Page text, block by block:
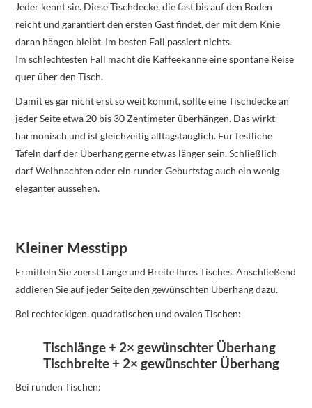
Jeder kennt sie. Diese Tischdecke, die fast bis auf den Boden
reicht und garantiert den ersten Gast findet, der mit dem Knie
daran hängen bleibt. Im besten Fall passiert nichts.
Im schlechtesten Fall macht die Kaffeekanne eine spontane Reise
quer über den Tisch.
Damit es gar nicht erst so weit kommt, sollte eine Tischdecke an
jeder Seite etwa 20 bis 30 Zentimeter überhängen. Das wirkt
harmonisch und ist gleichzeitig alltagstauglich. Für festliche
Tafeln darf der Überhang gerne etwas länger sein. Schließlich
darf Weihnachten oder ein runder Geburtstag auch ein wenig
eleganter aussehen.
Kleiner Messtipp
Ermitteln Sie zuerst Länge und Breite Ihres Tisches. Anschließend
addieren Sie auf jeder Seite den gewünschten Überhang dazu.
Bei rechteckigen, quadratischen und ovalen Tischen:
Tischlänge + 2× gewünschter Überhang
Tischbreite + 2× gewünschter Überhang
Bei runden Tischen: